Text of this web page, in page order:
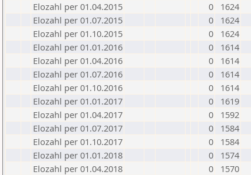
Elozahl per 01.04.2015
0
1624
Elozahl per 01.07.2015
0
1624
Elozahl per 01.10.2015
0
1624
Elozahl per 01.01.2016
0
1614
Elozahl per 01.04.2016
0
1614
Elozahl per 01.07.2016
0
1614
Elozahl per 01.10.2016
0
1614
Elozahl per 01.01.2017
0
1619
Elozahl per 01.04.2017
0
1592
Elozahl per 01.07.2017
0
1584
Elozahl per 01.10.2017
0
1584
Elozahl per 01.01.2018
0
1574
Elozahl per 01.04.2018
0
1570